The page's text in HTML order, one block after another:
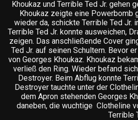
Khoukaz und Terrible Ted Jr. gehen
Khoukaz zeigte eine Powerbomb
wieder da, schickte Terrible Ted Jr.
Terrible Ted Jr. konnte ausweichen,
zeigen. Das anschließende Cover
Ted Jr. auf seinen Schultern. Bevor
von Georges Khoukaz. Khoukaz
verließ den Ring. Wieder befand
Destroyer. Beim Abflug konnte
Destroyer tauchte unter der
dem Apron stehenden Georges
daneben, die wuchtige Clotheline
Terrible